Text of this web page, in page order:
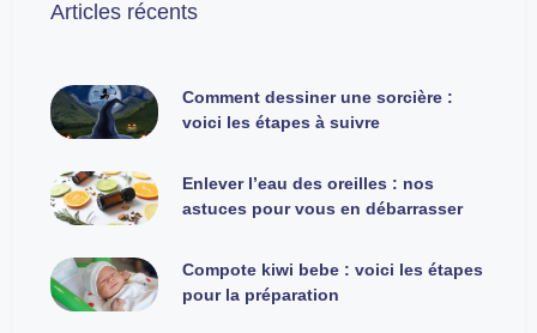
Articles récents
Comment dessiner une sorcière :
voici les étapes à suivre
Enlever l’eau des oreilles : nos
astuces pour vous en débarrasser
Compote kiwi bebe : voici les étapes
pour la préparation